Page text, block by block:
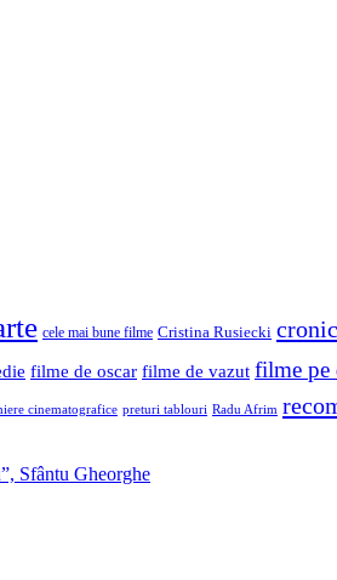
cele mai bune filme Cristina Rusiecki
filme de oscar filme de vazut filme pe
cinematografice preturi tablouri Radu Afrim
Sfântu Gheorghe